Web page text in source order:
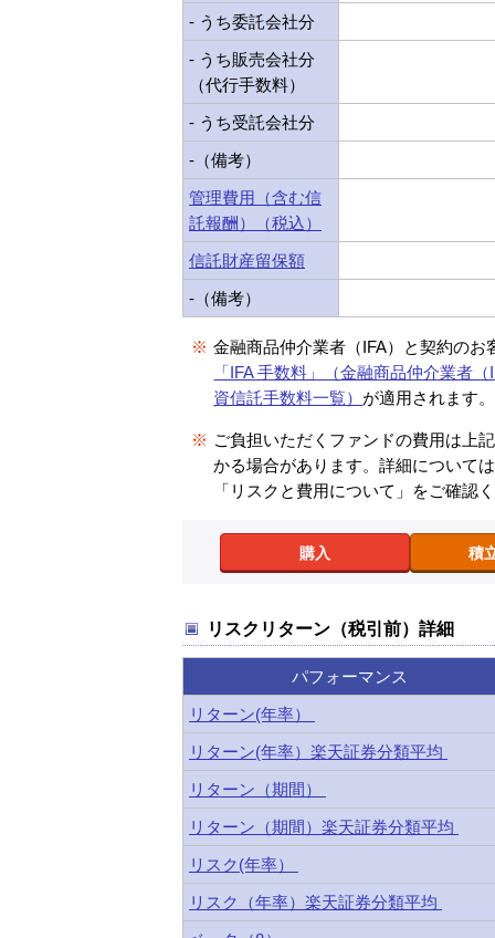
- うち委託会社分
- うち販売会社分
（代行手数料）
- うち受託会社分
-（備考）
管理費用（含む信
託報酬）（税込）
信託財産留保額
-（備考）
※ 金融商品仲介業者（IFA）と契約のお
「IFA 手数料」（金融商品仲介業者
資信託手数料一覧） が適用されます。
※ ご負担いただくファンドの費用は上
かる場合があります。詳細について
「リスクと費用について」をご確認
購入 積
リスクリターン（税引前）詳細
パフォーマンス
リターン(年率）
リターン(年率）楽天証券分類平均
リターン（期間）
リターン（期間）楽天証券分類平均
リスク(年率）
リスク（年率）楽天証券分類平均